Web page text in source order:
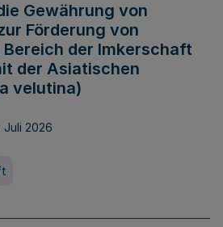
Gewährung von
Förderung von
Bereich der Imkerschaft
der Asiatischen
velutina)
Juli 2026